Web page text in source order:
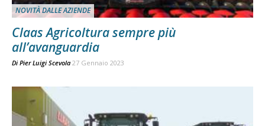
NOVITÀ DALLE AZIENDE
Claas Agricoltura sempre più
all’avanguardia
Di Pier Luigi Scevola 27 Gennaio 2023